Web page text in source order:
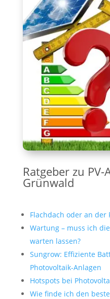
Ratgeber zu
Grünwald
Flachdach oder an der
Wartung – muss ich
warten lassen?
Sungrow: Effiziente
Photovoltaik-Anlagen
Hotspots bei
Wie finde ich den